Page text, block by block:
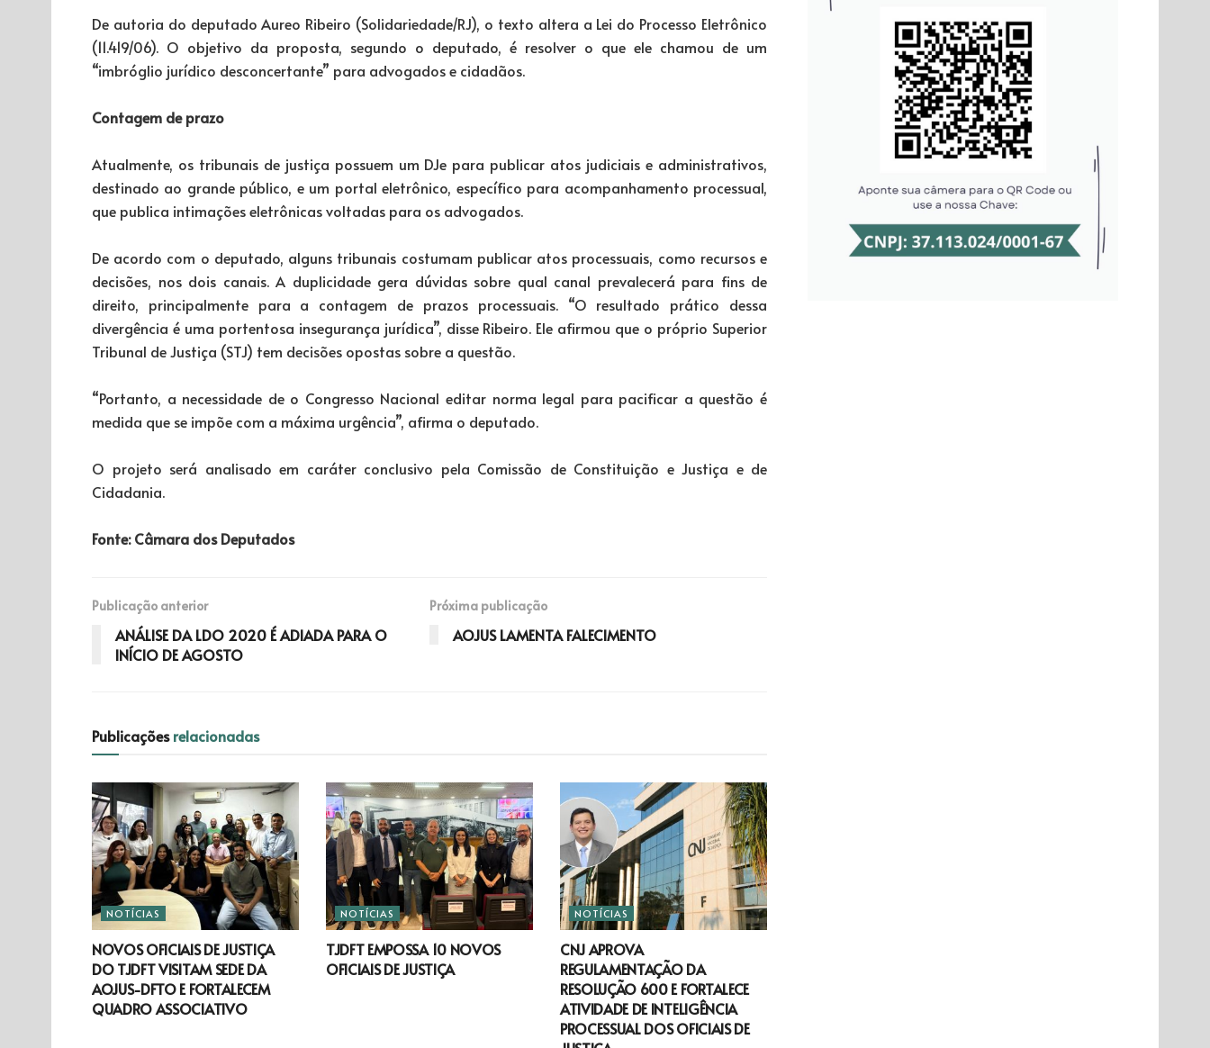
De autoria do deputado Aureo Ribeiro (Solidariedade/RJ), o texto altera a Lei do Processo Eletrônico
(11.419/06). O objetivo da proposta, segundo o deputado, é resolver o que ele chamou de um
“imbróglio jurídico desconcertante” para advogados e cidadãos.
Contagem de prazo
Atualmente, os tribunais de justiça possuem um DJe para publicar atos judiciais e administrativos,
destinado ao grande público, e um portal eletrônico, específico para acompanhamento processual,
que publica intimações eletrônicas voltadas para os advogados.
De acordo com o deputado, alguns tribunais costumam publicar atos processuais, como recursos e
decisões, nos dois canais. A duplicidade gera dúvidas sobre qual canal prevalecerá para fins de
direito, principalmente para a contagem de prazos processuais. “O resultado prático dessa
divergência é uma portentosa insegurança jurídica”, disse Ribeiro. Ele afirmou que o próprio Superior
Tribunal de Justiça (STJ) tem decisões opostas sobre a questão.
“Portanto, a necessidade de o Congresso Nacional editar norma legal para pacificar a questão é
medida que se impõe com a máxima urgência”, afirma o deputado.
O projeto será analisado em caráter conclusivo pela Comissão de Constituição e Justiça e de
Cidadania.
Fonte: Câmara dos Deputados
Publicação anterior
ANÁLISE DA LDO 2020 É ADIADA PARA O
INÍCIO DE AGOSTO
Próxima publicação
AOJUS LAMENTA FALECIMENTO
Publicaçõesrelacionadas
NOTÍCIAS
NOVOS OFICIAIS DE JUSTIÇA
DO TJDFT VISITAM SEDE DA
AOJUS-DFTO E FORTALECEM
QUADRO ASSOCIATIVO
NOTÍCIAS
TJDFT EMPOSSA 10 NOVOS
OFICIAIS DE JUSTIÇA
NOTÍCIAS
CNJ APROVA
REGULAMENTAÇÃO DA
RESOLUÇÃO 600 E FORTALECE
ATIVIDADE DE INTELIGÊNCIA
PROCESSUAL DOS OFICIAIS DE